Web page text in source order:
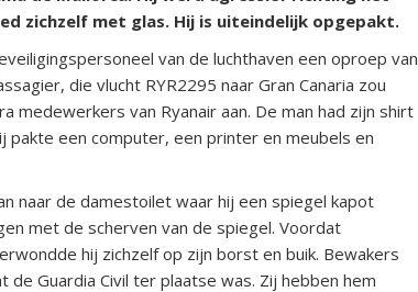
zichzelf met glas. Hij is uiteindelijk opgepakt.
van de luchthaven een oproep van
die vlucht RYR2295 naar Gran Canaria zou
medewerkers van Ryanair aan. De man had zijn shirt
pakte een computer, een printer en meubels en
naar de damestoilet waar hij een spiegel kapot
met de scherven van de spiegel. Voordat
hij zichzelf op zijn borst en buik. Bewakers
Guardia Civil ter plaatse was. Zij hebben hem